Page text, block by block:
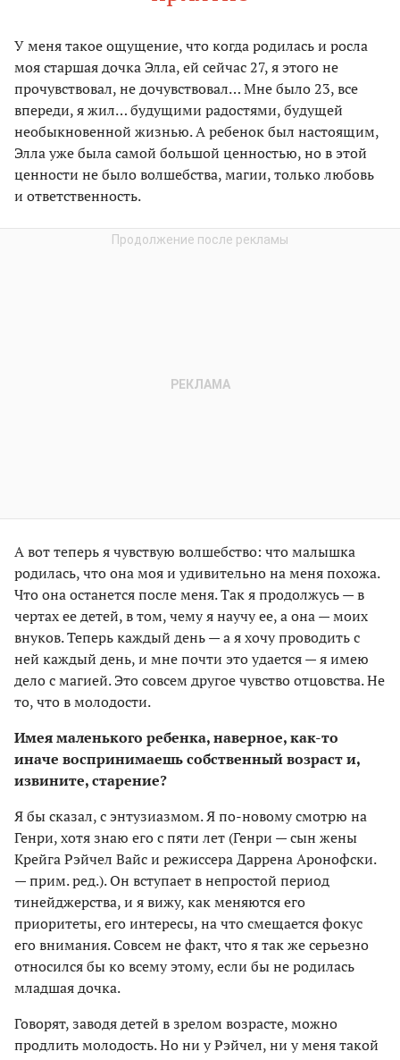
У меня такое ощущение, что когда родилась и росла
моя старшая дочка Элла, ей сейчас 27, я этого не
прочувствовал, не дочувствовал… Мне было 23, все
впереди, я жил… будущими радостями, будущей
необыкновенной жизнью. А ребенок был настоящим,
Элла уже была самой большой ценностью, но в этой
ценности не было волшебства, магии, только любовь
и ответственность.
А вот теперь я чувствую волшебство: что малышка
родилась, что она моя и удивительно на меня похожа.
Что она останется после меня. Так я продолжусь — в
чертах ее детей, в том, чему я научу ее, а она — моих
внуков. Теперь каждый день — а я хочу проводить с
ней каждый день, и мне почти это удается — я имею
дело с магией. Это совсем другое чувство отцовства. Не
то, что в молодости.
Имея маленького ребенка, наверное, как-то
иначе воспринимаешь собственный возраст и,
извините, старение?
Я бы сказал, с энтузиазмом. Я по-новому смотрю на
Генри, хотя знаю его с пяти лет (Генри — сын жены
Крейга Рэйчел Вайс и режиссера Даррена Аронофски.
— прим. ред.). Он вступает в непростой период
тинейджерства, и я вижу, как меняются его
приоритеты, его интересы, на что смещается фокус
его внимания. Совсем не факт, что я так же серьезно
относился бы ко всему этому, если бы не родилась
младшая дочка.
Говорят, заводя детей в зрелом возрасте, можно
продлить молодость. Но ни у Рэйчел, ни у меня такой